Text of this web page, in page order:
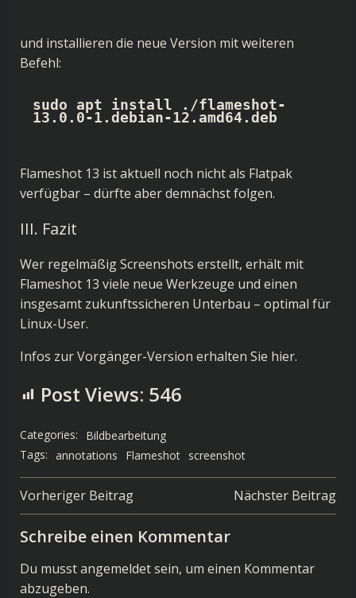
und installieren die neue Version mit weiteren
Befehl:
sudo apt install ./flameshot-
13.0.0-1.debian-12.amd64.deb
Flameshot 13 ist aktuell noch nicht als Flatpak
verfügbar – dürfte aber demnächst folgen.
III. Fazit
Wer regelmäßig Screenshots erstellt, erhält mit
Flameshot 13 viele neue Werkzeuge und einen
insgesamt zukunftssicheren Unterbau – optimal für
Linux-User.
Infos zur Vorgänger-Version erhalten Sie hier.
Post Views: 546
Categories:
Bildbearbeitung
Tags: annotations Flameshot screenshot
Post
navigation
Vorheriger Beitrag
Post
navigation
Nächster Beitrag
Schreibe einen Kommentar
Du musstangemeldetsein, um einen Kommentar
abzugeben.